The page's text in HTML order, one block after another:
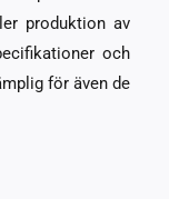
produktion av
och
för även de